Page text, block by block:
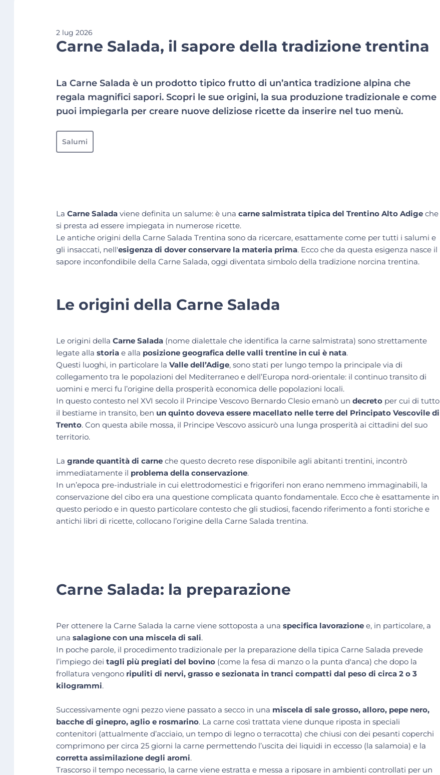
2 lug 2026
Carne Salada, il sapore della tradizione trentina
La Carne Salada è un prodotto tipico frutto di un’antica tradizione alpina che
regala magnifici sapori. Scopri le sue origini, la sua produzione tradizionale e come
puoi impiegarla per creare nuove deliziose ricette da inserire nel tuo menù.
Salumi
La Carne Salada viene definita un salume: è una carne salmistrata tipica del Trentino Alto Adige che
si presta ad essere impiegata in numerose ricette.
Le antiche origini della Carne Salada Trentina sono da ricercare, esattamente come per tutti i salumi e
gli insaccati, nell'esigenza di dover conservare la materia prima. Ecco che da questa esigenza nasce il
sapore inconfondibile della Carne Salada, oggi diventata simbolo della tradizione norcina trentina.
Le origini della Carne Salada
Le origini della Carne Salada (nome dialettale che identifica la carne salmistrata) sono strettamente
legate alla storia e alla posizione geografica delle valli trentine in cui è nata.
Questi luoghi, in particolare la Valle dell’Adige, sono stati per lungo tempo la principale via di
collegamento tra le popolazioni del Mediterraneo e dell’Europa nord-orientale: il continuo transito di
uomini e merci fu l’origine della prosperità economica delle popolazioni locali.
In questo contesto nel XVI secolo il Principe Vescovo Bernardo Clesio emanò un decreto per cui di tutto
il bestiame in transito, ben un quinto doveva essere macellato nelle terre del Principato Vescovile di
Trento. Con questa abile mossa, il Principe Vescovo assicurò una lunga prosperità ai cittadini del suo
territorio.
La grande quantità di carne che questo decreto rese disponibile agli abitanti trentini, incontrò
immediatamente il problema della conservazione.
In un’epoca pre-industriale in cui elettrodomestici e frigoriferi non erano nemmeno immaginabili, la
conservazione del cibo era una questione complicata quanto fondamentale. Ecco che è esattamente in
questo periodo e in questo particolare contesto che gli studiosi, facendo riferimento a fonti storiche e
antichi libri di ricette, collocano l’origine della Carne Salada trentina.
Carne Salada: la preparazione
Per ottenere la Carne Salada la carne viene sottoposta a una specifica lavorazione e, in particolare, a
una salagione con una miscela di sali.
In poche parole, il procedimento tradizionale per la preparazione della tipica Carne Salada prevede
l’impiego dei tagli più pregiati del bovino (come la fesa di manzo o la punta d'anca) che dopo la
frollatura vengono ripuliti di nervi, grasso e sezionata in tranci compatti dal peso di circa 2 o 3
kilogrammi.
Successivamente ogni pezzo viene passato a secco in una miscela di sale grosso, alloro, pepe nero,
bacche di ginepro, aglio e rosmarino. La carne così trattata viene dunque riposta in speciali
contenitori (attualmente d’acciaio, un tempo di legno o terracotta) che chiusi con dei pesanti coperchi
comprimono per circa 25 giorni la carne permettendo l’uscita dei liquidi in eccesso (la salamoia) e la
corretta assimilazione degli aromi.
Trascorso il tempo necessario, la carne viene estratta e messa a riposare in ambienti controllati per un